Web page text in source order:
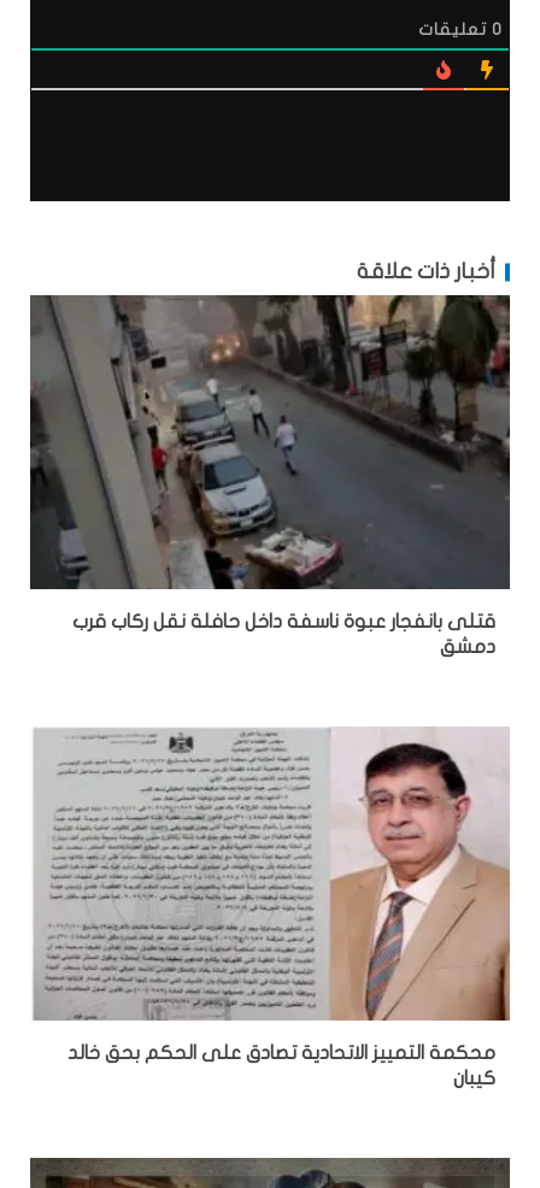
0 تعليقات
أخبار ذات علاقة
قتلى بانفجار عبوة ناسفة داخل حافلة نقل ركاب قرب
دمشق
محكمة التمييز الاتحادية تصادق على الحكم بحق خالد
كيبان